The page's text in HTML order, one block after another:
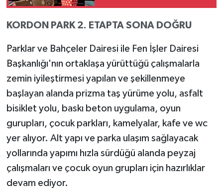
KORDON PARK 2. ETAPTA SONA DOĞRU
Parklar ve Bahçeler Dairesi ile Fen İşler Dairesi
Başkanlığı'nın ortaklaşa yürüttüğü çalışmalarla
zemin iyileştirmesi yapılan ve şekillenmeye
başlayan alanda prizma taş yürüme yolu, asfalt
bisiklet yolu, baskı beton uygulama, oyun
gurupları, çocuk parkları, kamelyalar, kafe ve wc
yer alıyor. Alt yapı ve parka ulaşım sağlayacak
yollarında yapımı hızla sürdüğü alanda peyzaj
çalışmaları ve çocuk oyun grupları için hazırlıklar
devam ediyor.